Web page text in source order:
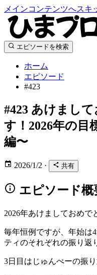
メインコンテンツへスキ
エピソードを検索
ホーム
エピソード
#423
#423 あけまし
す！2026年の目
編〜
2026/1/2 · 共有
エピソード概
2026年あけましておめで
毎年恒例ですが、年始は
ティのそれぞれの振り返
3日目はじゅんぺーの振